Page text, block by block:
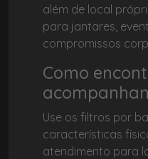
além de local
para jantares,
compromissos
Como
Use os filtros por
características
atendimento para